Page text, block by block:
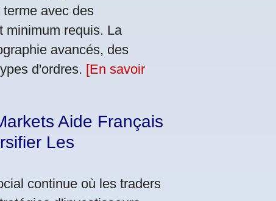
avec des
minimum requis. La
avancés, des
d'ordres. [En savoir
Aide Français
Les
continue où les traders